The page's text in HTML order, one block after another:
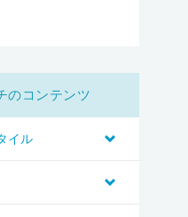
のコンテンツ
イル